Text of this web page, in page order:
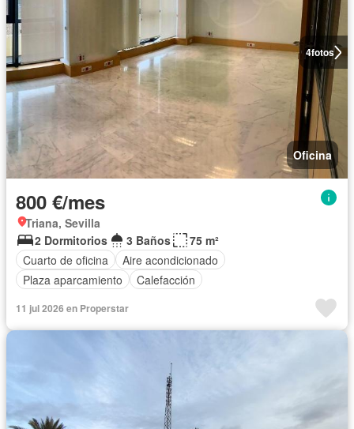
4fotos
Oficina
800 €/mes
Triana, Sevilla
2 Dormitorios
3 Baños
75 m²
Cuarto de oficina
Aire acondicionado
Plaza aparcamiento
Calefacción
11 jul 2026 en Properstar